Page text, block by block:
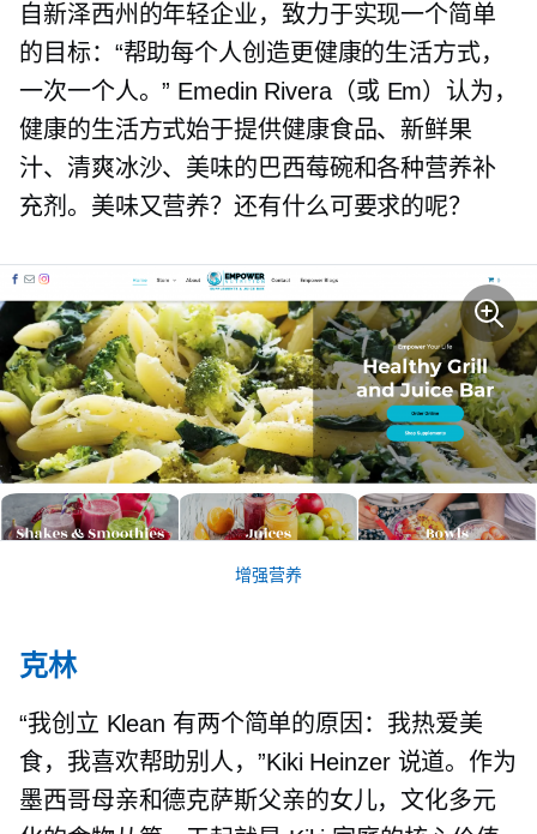
自新泽西州的年轻企业，致力于实现一个简单
的目标：“帮助每个人创造更健康的生活方式，
一次一个人。” Emedin Rivera（或 Em）认为，
健康的生活方式始于提供健康食品、新鲜果
汁、清爽冰沙、美味的巴西莓碗和各种营养补
充剂。美味又营养？还有什么可要求的呢？
增强营养
克林
“我创立 Klean 有两个简单的原因：我热爱美
食，我喜欢帮助别人，”Kiki Heinzer 说道。作为
墨西哥母亲和德克萨斯父亲的女儿，文化多元